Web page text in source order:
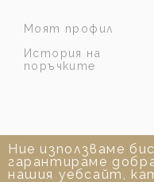
Ние използваме
гарантираме
нашия уебсайт,
Моят профил
История на
поръчките